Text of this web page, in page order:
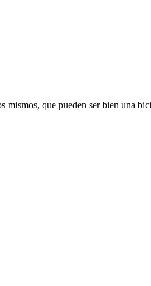
que pueden ser bien una